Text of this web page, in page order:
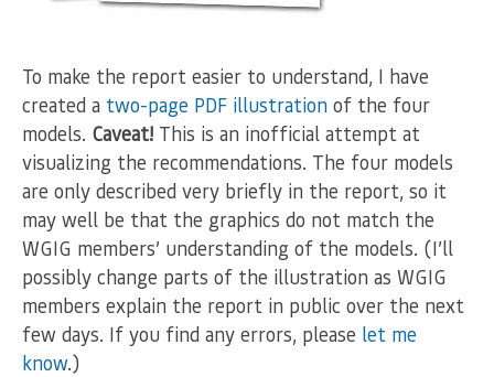
To make the report easier to understand, I have
created a two-page PDF illustration of the four
models. Caveat! This is an inofficial attempt at
visualizing the recommendations. The four models
are only described very briefly in the report, so it
may well be that the graphics do not match the
WGIG members’ understanding of the models. (I’ll
possibly change parts of the illustration as WGIG
members explain the report in public over the next
few days. If you find any errors, please let me
know.)